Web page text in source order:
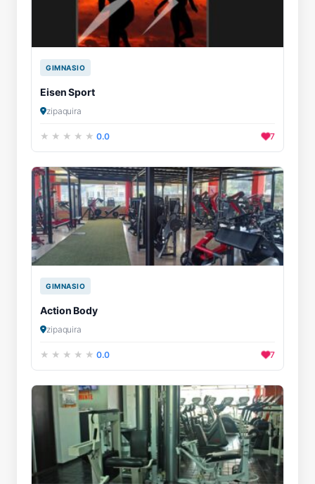
GIMNASIO
Eisen Sport
zipaquira
0.0 7
GIMNASIO
Action Body
zipaquira
0.0 7